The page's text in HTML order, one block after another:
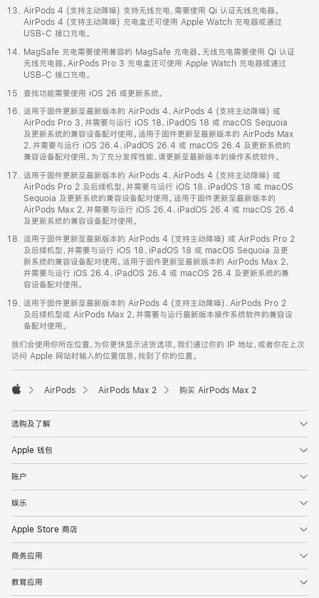
AirPods 4 (支持主动降噪) 支持无线充电，需要使用 Qi 认证无线充电器。
AirPods 4 (支持主动降噪) 充电盒还可使用 Apple Watch 充电器或通过
USB-C 接口充电。
MagSafe 充电需要使用兼容的 MagSafe 充电器。无线充电需要使用 Qi 认证
无线充电器。AirPods Pro 3 充电盒还可使用 Apple Watch 充电器或通过
USB-C 接口充电。
查找功能需要使用 iOS 26 或更新系统。
适用于固件更新至最新版本的 AirPods 4、AirPods 4 (支持主动降噪) 或
AirPods Pro 3，并需要与运行 iOS 18、iPadOS 18 或 macOS Sequoia
及更新系统的兼容设备配对使用。适用于固件更新至最新版本的 AirPods Max
2，并需要与运行 iOS 26.4、iPadOS 26.4 或 macOS 26.4 及更新系统的
兼容设备配对使用。为了充分发挥性能，请更新至最新版本的操作系统软件。
适用于固件更新至最新版本的 AirPods 4、AirPods 4 (支持主动降噪) 或
AirPods Pro 2 及后续机型，并需要与运行 iOS 18、iPadOS 18 或 macOS
Sequoia 及更新系统的兼容设备配对使用。适用于固件更新至最新版本的
AirPods Max 2，并需要与运行 iOS 26.4、iPadOS 26.4 或 macOS 26.4
及更新系统的兼容设备配对使用。
适用于固件更新至最新版本的 AirPods 4 (支持主动降噪) 或 AirPods Pro 2
及后续机型，并需要与运行 iOS 18、iPadOS 18 或 macOS Sequoia 及更
新系统的兼容设备配对使用。适用于固件更新至最新版本的 AirPods Max 2，
并需要与运行 iOS 26.4、iPadOS 26.4 或 macOS 26.4 及更新系统的兼
容设备配对使用。
适用于固件更新至最新版本的 AirPods 4 (支持主动降噪)、AirPods Pro 2
及后续机型或 AirPods Max 2，并需要与运行最新版本操作系统软件的兼容设
备配对使用。
我们会使用你所在位置，为你更快显示送货选项。我们通过你的 IP 地址，或者你在上次
访问 Apple 网站时输入的位置信息，找到了你的位置。
AirPods AirPods Max 2 购买 AirPods Max 2
选购及了解
Apple 钱包
账户
娱乐
Apple Store 商店
商务应用
教育应用